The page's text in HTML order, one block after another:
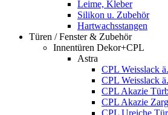
Leime, Kleber
Silikon u. Zubehör
Hartwachsstangen
Türen / Fenster & Zubehör
Innentüren Dekor+CPL
Astra
CPL Weisslack
CPL Weisslack
CPL Akazie
CPL Akazie